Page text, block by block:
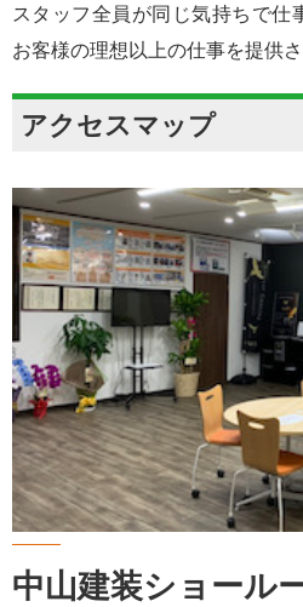
スタッフ全員が同じ気持ちで仕
お客様の理想以上の仕事を提供
アクセスマップ
中山建装ショール